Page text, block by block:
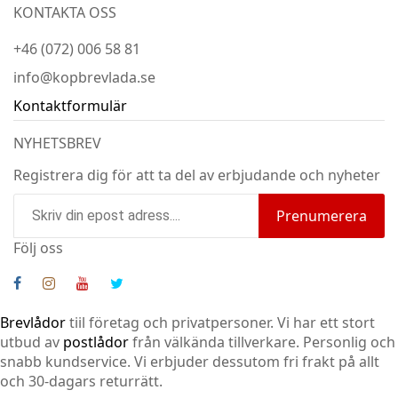
KONTAKTA OSS
+46 (072) 006 58 81
info@kopbrevlada.se
Kontaktformulär
NYHETSBREV
Registrera dig för att ta del av erbjudande och nyheter
Prenumerera
Följ oss
Brevlådortiil företag och privatpersoner. Vi har ett stort
utbud av postlådorfrån välkända tillverkare. Personlig och
snabb kundservice. Vi erbjuder dessutom fri frakt på allt
och 30-dagars returrätt.